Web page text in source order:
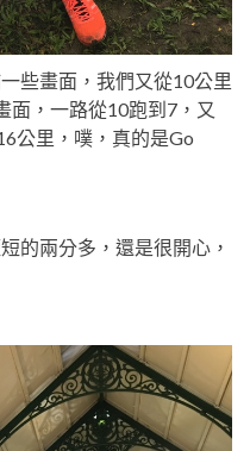
些畫面，我們又從10公里
面，一路從10跑到7，又
公里，噗，真的是Go
的兩分多，還是很開心，